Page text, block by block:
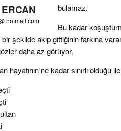
hotmail.com
bulamaz.
Bu kadar
bir şekilde akıp gittiğinin farkına
daha az görüyor.
hayatının ne kadar sınırlı olduğu